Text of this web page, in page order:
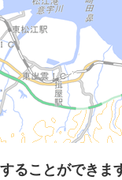
ることができま